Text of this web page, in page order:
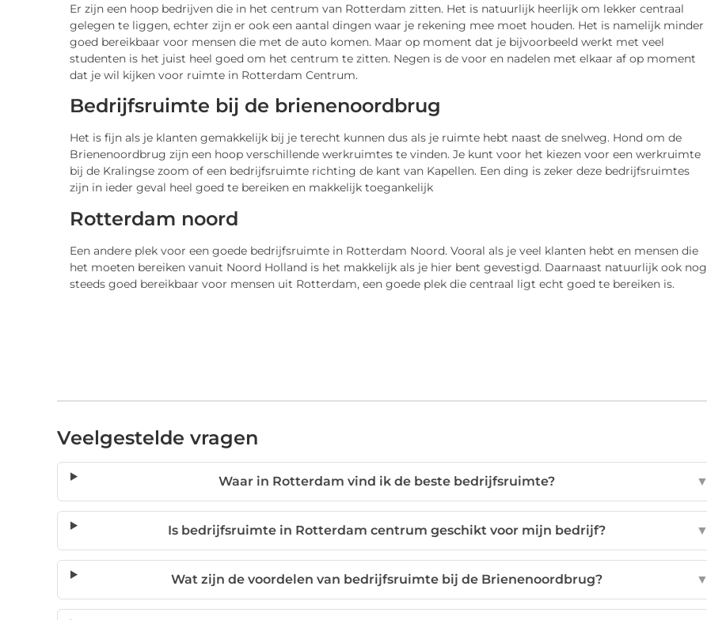
Er zijn een hoop bedrijven die in het centrum van Rotterdam zitten. Het is natuurlijk heerlijk om lekker centraal
gelegen te liggen, echter zijn er ook een aantal dingen waar je rekening mee moet houden. Het is namelijk minder
goed bereikbaar voor mensen die met de auto komen. Maar op moment dat je bijvoorbeeld werkt met veel
studenten is het juist heel goed om het centrum te zitten. Negen is de voor en nadelen met elkaar af op moment
dat je wil kijken voor ruimte in Rotterdam Centrum.
Bedrijfsruimte bij de brienenoordbrug
Het is fijn als je klanten gemakkelijk bij je terecht kunnen dus als je ruimte hebt naast de snelweg. Hond om de
Brienenoordbrug zijn een hoop verschillende werkruimtes te vinden. Je kunt voor het kiezen voor een werkruimte
bij de Kralingse zoom of een bedrijfsruimte richting de kant van Kapellen. Een ding is zeker deze bedrijfsruimtes
zijn in ieder geval heel goed te bereiken en makkelijk toegankelijk
Rotterdam noord
Een andere plek voor een goede bedrijfsruimte in Rotterdam Noord. Vooral als je veel klanten hebt en mensen die
het moeten bereiken vanuit Noord Holland is het makkelijk als je hier bent gevestigd. Daarnaast natuurlijk ook nog
steeds goed bereikbaar voor mensen uit Rotterdam, een goede plek die centraal ligt echt goed te bereiken is.
Veelgestelde vragen
Waar in Rotterdam vind ik de beste bedrijfsruimte? ▼
Is bedrijfsruimte in Rotterdam centrum geschikt voor mijn bedrijf? ▼
Wat zijn de voordelen van bedrijfsruimte bij de Brienenoordbrug? ▼